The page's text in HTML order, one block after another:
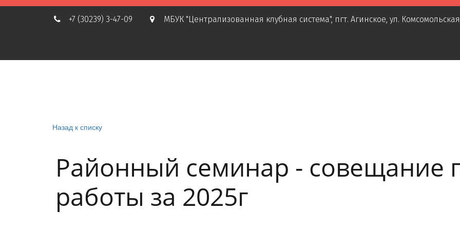
+7 (30239) 3-47-09 МБУК "Централизованная клубная система", пгт. Агинское, ул.
Назад к списку
Районный семинар - совещание
работы за 2025г